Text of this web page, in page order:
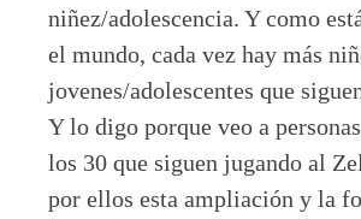
niñez/adolescencia. Y como
el mundo, cada vez hay más
jovenes/adolescentes que
Y lo digo porque veo a
los 30 que siguen jugando al
por ellos esta ampliación y la